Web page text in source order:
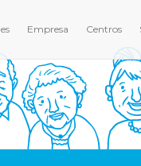
Empresa Centros